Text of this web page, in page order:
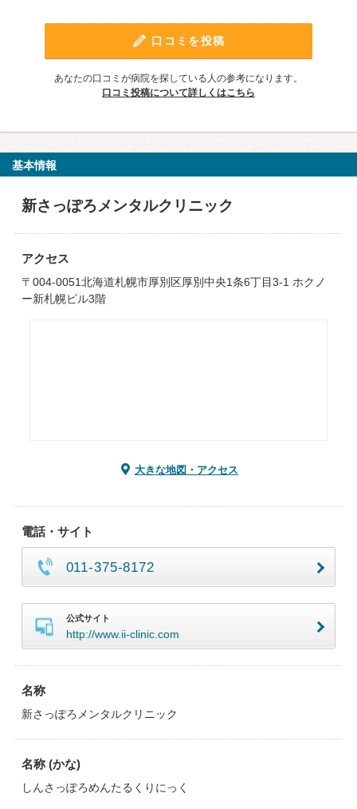
口コミを投稿
あなたの口コミが病院を探している人の参考になります。
口コミ投稿について詳しくはこちら
基本情報
新さっぽろメンタルクリニック
アクセス
〒004-0051北海道札幌市厚別区厚別中央1条6丁目3-1 ホクノ
ー新札幌ビル3階
大きな地図・アクセス
電話・サイト
011-375-8172
公式サイト
http://www.ii-clinic.com
名称
新さっぽろメンタルクリニック
名称 (かな)
しんさっぽろめんたるくりにっく